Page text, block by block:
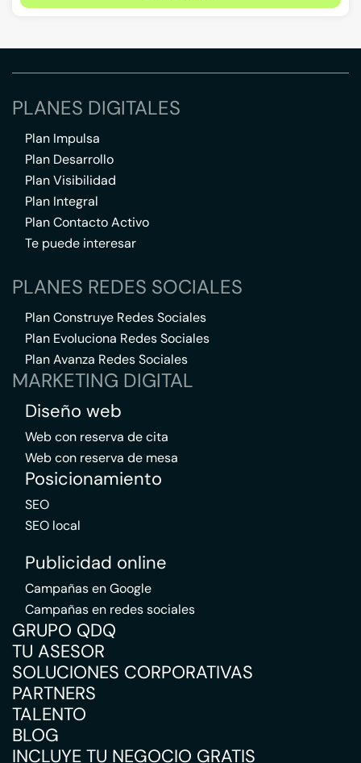
PLANES DIGITALES
Plan Impulsa
Plan Desarrollo
Plan Visibilidad
Plan Integral
Plan Contacto Activo
Te puede interesar
PLANES REDES SOCIALES
Plan Construye Redes Sociales
Plan Evoluciona Redes Sociales
Plan Avanza Redes Sociales
MARKETING DIGITAL
Diseño web
Web con reserva de cita
Web con reserva de mesa
Posicionamiento
SEO
SEO local
Publicidad online
Campañas en Google
Campañas en redes sociales
GRUPO QDQ
TU ASESOR
SOLUCIONES CORPORATIVAS
PARTNERS
TALENTO
BLOG
INCLUYE TU NEGOCIO GRATIS